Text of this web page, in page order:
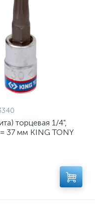
торцевая 1/4",
37 мм KING TONY